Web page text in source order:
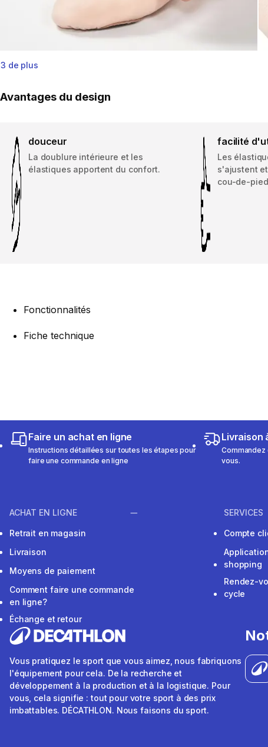
3 de plus
Avantages du design
douceur
La doublure intérieure et les
élastiques apportent du confort.
facilité
Les
s'ajustent
cou-de-
Fonctionnalités
Fiche technique
Faire un achat en ligne
Instructions détaillées sur toutes les étapes pour
faire une commande en ligne
Livraison
vous.
ACHAT EN LIGNE
Retrait en magasin
Livraison
Moyens de paiement
Comment faire une commande
en ligne?
Échange et retour
SERVICES
Compte
shopping
Rendez-
cycle
Vous pratiquez le sport que vous aimez, nous fabriquons
l'équipement pour cela. De la recherche et
développement à la production et à la logistique. Pour
vous, cela signifie : tout pour votre sport à des prix
imbattables. DÉCATHLON. Nous faisons du sport.